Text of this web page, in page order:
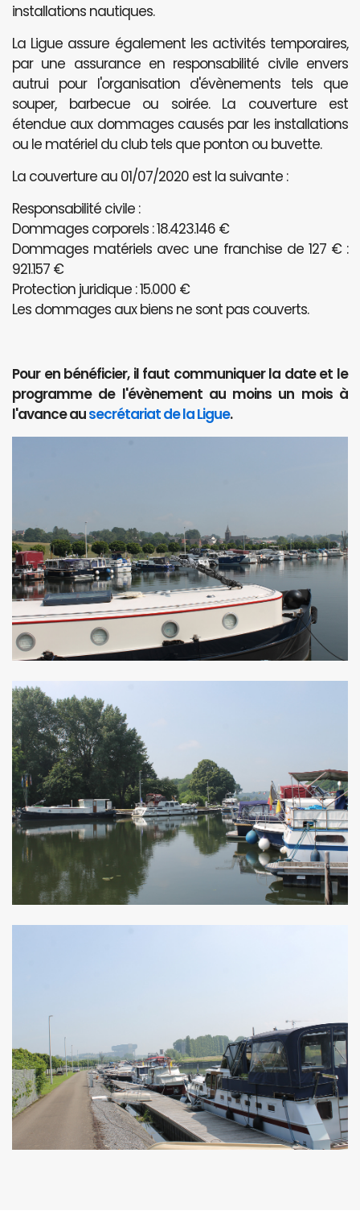
installations nautiques.
La Ligue assure également les activités temporaires,
par une assurance en responsabilité civile envers
autrui pour l'organisation d'évènements tels que
souper, barbecue ou soirée. La couverture est
étendue aux dommages causés par les installations
ou le matériel du club tels que ponton ou buvette.
La couverture au 01/07/2020 est la suivante :
Responsabilité civile :
Dommages corporels : 18.423.146 €
Dommages matériels avec une franchise de 127 € :
921.157 €
Protection juridique : 15.000 €
Les dommages aux biens ne sont pas couverts.
Pour en bénéficier, il faut communiquer la date et le
programme de l'évènement au moins un mois à
l'avance ausecrétariat de la Ligue.